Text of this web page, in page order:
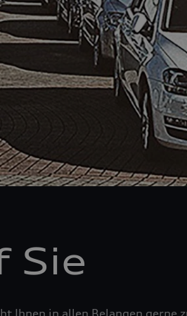
Sie
Ihnen in allen Belangen gerne